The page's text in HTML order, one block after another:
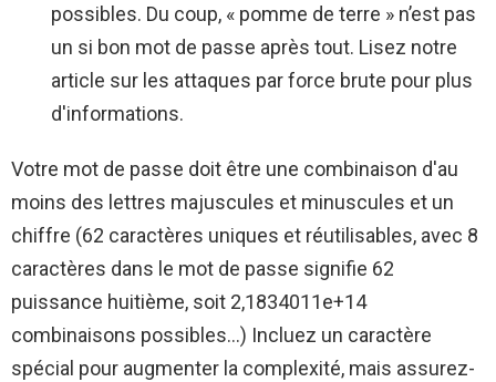
possibles. Du coup, « pomme de terre » n’est pas
un si bon mot de passe après tout. Lisez notre
article sur les attaques par force brute pour plus
d'informations.
Votre mot de passe doit être une combinaison d'au
moins des lettres majuscules et minuscules et un
chiffre (62 caractères uniques et réutilisables, avec 8
caractères dans le mot de passe signifie 62
puissance huitième, soit 2,1834011e+14
combinaisons possibles…) Incluez un caractère
spécial pour augmenter la complexité, mais assurez-